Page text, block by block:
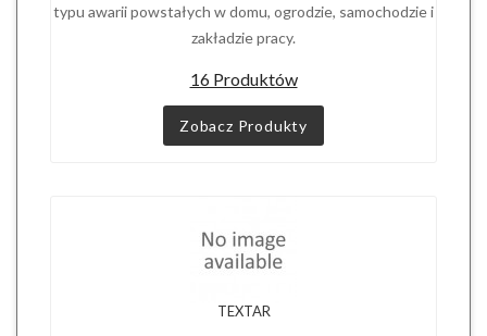
typu awarii powstałych w domu, ogrodzie, samochodzie i
zakładzie pracy.
16 Produktów
Zobacz Produkty
TEXTAR